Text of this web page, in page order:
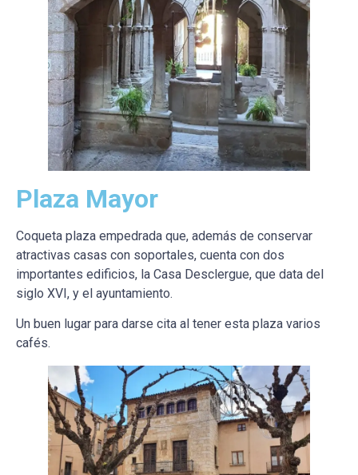
Plaza Mayor
Coqueta plaza empedrada que, además de conservar
atractivas casas con soportales, cuenta con dos
importantes edificios, la Casa Desclergue, que data del
siglo XVI, y el ayuntamiento.
Un buen lugar para darse cita al tener esta plaza varios
cafés.